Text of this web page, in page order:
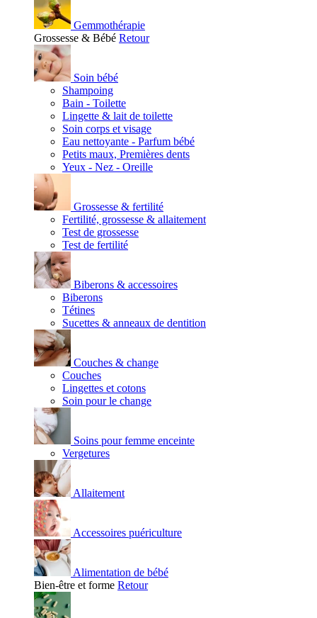
Gemmothérapie
Grossesse & Bébé Retour
Soin bébé
Shampoing
Bain - Toilette
Lingette & lait de toilette
Soin corps et visage
Eau nettoyante - Parfum bébé
Petits maux, Premières dents
Yeux - Nez - Oreille
Grossesse & fertilité
Fertilité, grossesse & allaitement
Test de grossesse
Test de fertilité
Biberons & accessoires
Biberons
Tétines
Sucettes & anneaux de dentition
Couches & change
Couches
Lingettes et cotons
Soin pour le change
Soins pour femme enceinte
Vergetures
Allaitement
Accessoires puériculture
Alimentation de bébé
Bien-être et forme Retour